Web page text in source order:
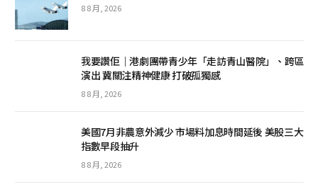
8 8 月, 2026
我要讚佢｜港劇團帶青少年「走訪青山醫院」、跨區
演出 冀關注精神健康 打破孤獨感
8 8 月, 2026
美國7月非農意外減少 市場料加息時間延後 美股三大
指數早段抽升
8 8 月, 2026